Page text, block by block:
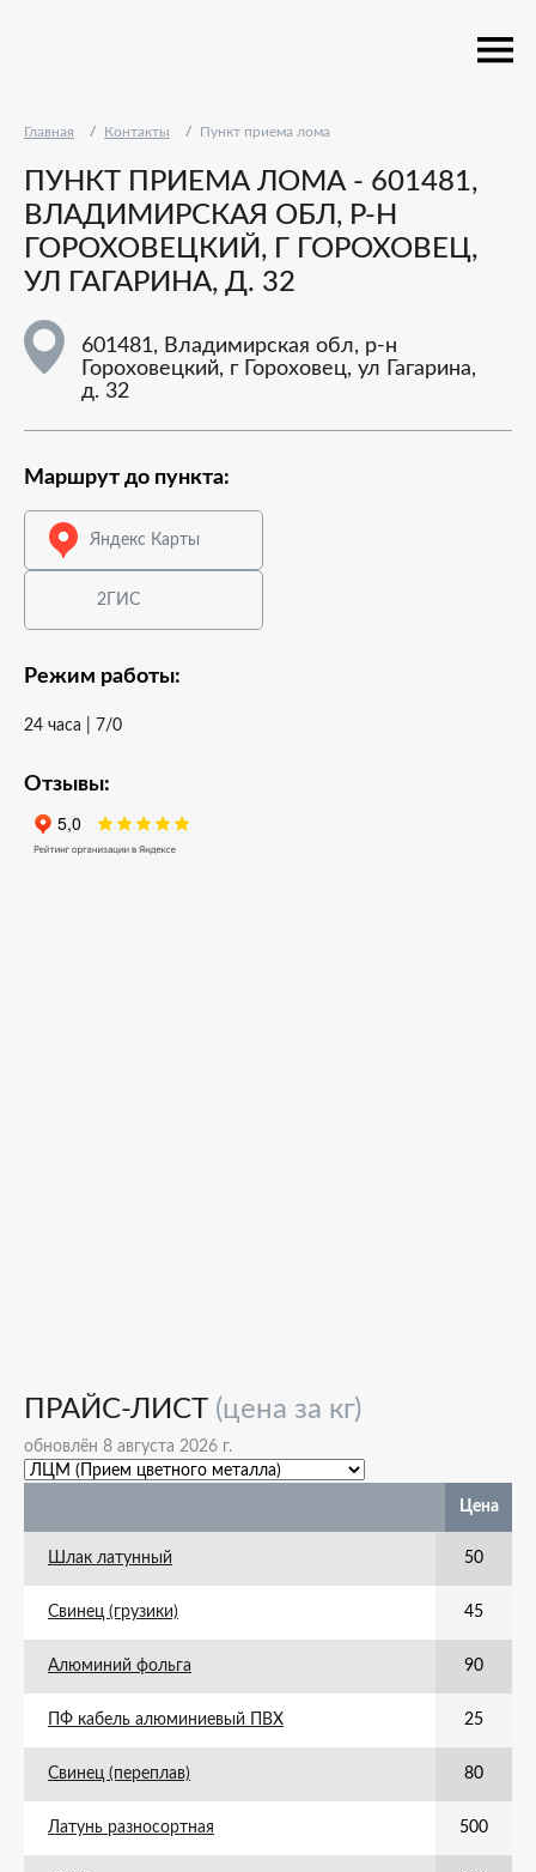
Главная Контакты Пункт приема лома
ПУНКТ ПРИЕМА ЛОМА - 601481,
ВЛАДИМИРСКАЯ ОБЛ, Р-Н
ГОРОХОВЕЦКИЙ, Г ГОРОХОВЕЦ,
УЛ ГАГАРИНА, Д. 32
601481, Владимирская обл, р-н
Гороховецкий, г Гороховец, ул Гагарина,
д. 32
Маршрут до пункта:
Яндекс Карты
2ГИС
Режим работы:
24 часа | 7/0
Отзывы:
ПРАЙС-ЛИСТ (цена за кг)
обновлён 8 августа 2026 г.
Цена
Шлак латунный 50
Свинец (грузики) 45
Алюминий фольга 90
ПФ кабель алюминиевый ПВХ 25
Свинец (переплав) 80
Латунь разносортная 500